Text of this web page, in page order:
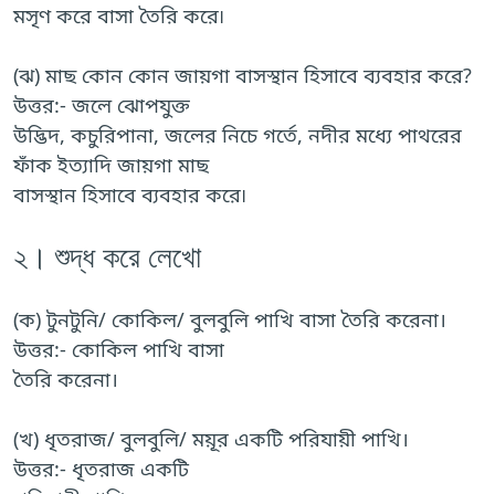
মসৃণ করে বাসা তৈরি করে৷
(ঝ) মাছ কোন কোন জায়গা বাসস্থান হিসাবে ব্যবহার করে?
উত্তর:- জলে ঝোপযুক্ত
উদ্ভিদ, কচুরিপানা, জলের নিচে গর্তে, নদীর মধ্যে পাথরের
ফাঁক ইত্যাদি জায়গা মাছ
বাসস্থান হিসাবে ব্যবহার করে৷
২। শুদ্ধ করে লেখো
(ক) টুনটুনি/ কোকিল/ বুলবুলি পাখি বাসা তৈরি করেনা।
উত্তর:- কোকিল পাখি বাসা
তৈরি করেনা।
(খ) ধৃতরাজ/ বুলবুলি/ ময়ূর একটি পরিযায়ী পাখি।
উত্তর:- ধৃতরাজ একটি